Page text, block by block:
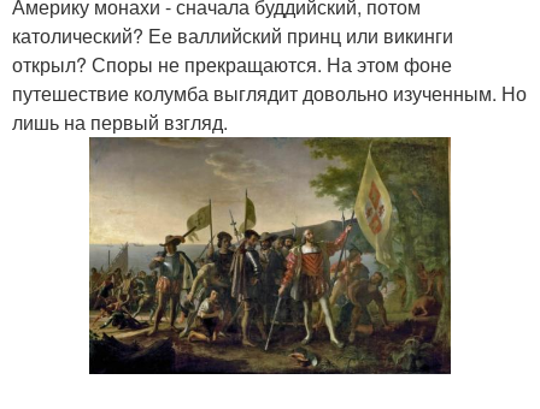
Америку монахи - сначала буддийский, потом
католический? Ее валлийский принц или викинги
открыл? Споры не прекращаются. На этом фоне
путешествие колумба выглядит довольно изученным. Но
лишь на первый взгляд.